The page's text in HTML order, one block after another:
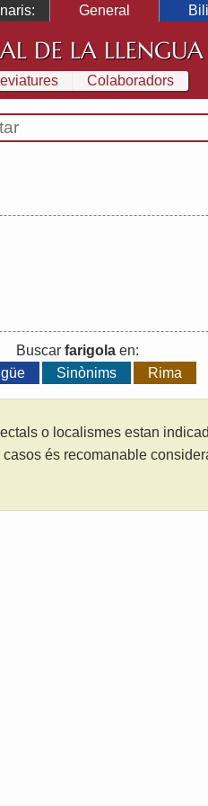
General
DE LA
Colaboradors
Buscar farigolaen:
Sinònims Rima
o localismes estan
és recomanable